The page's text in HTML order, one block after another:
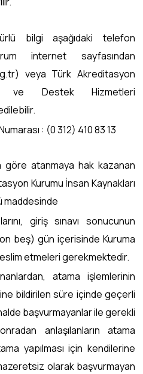
bilgi aşağıdaki telefon
internet sayfasından
veya Türk Akreditasyon
ve Destek Hizmetleri
: (0 312) 410 83 13
göre atanmaya hak kazanan
Kurumu İnsan Kaynakları
maddesinde
giriş sınavı sonucunun
beş) gün içerisinde Kuruma
etmeleri gerekmektedir.
atama işlemlerinin
bildirilen süre içinde geçerli
başvurmayanlar ile gerekli
anlaşılanların atama
yapılması için kendilerine
olarak başvurmayan